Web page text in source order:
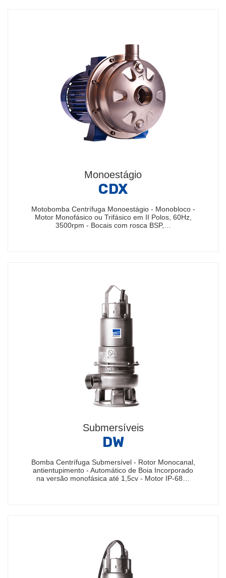
Monoestágio
CDX
Motobomba Centrífuga Monoestágio - Monobloco -
Motor Monofásico ou Trifásico em II Polos, 60Hz,
3500rpm - Bocais com rosca BSP,…
Submersíveis
DW
Bomba Centrífuga Submersível - Rotor Monocanal,
antientupimento - Automático de Boia Incorporado
na versão monofásica até 1,5cv - Motor IP-68…